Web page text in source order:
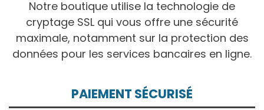
Notre boutique utilise la technologie de
cryptage SSL qui vous offre une sécurité
maximale, notamment sur la protection des
données pour les services bancaires en ligne.
PAIEMENT SÉCURISÉ